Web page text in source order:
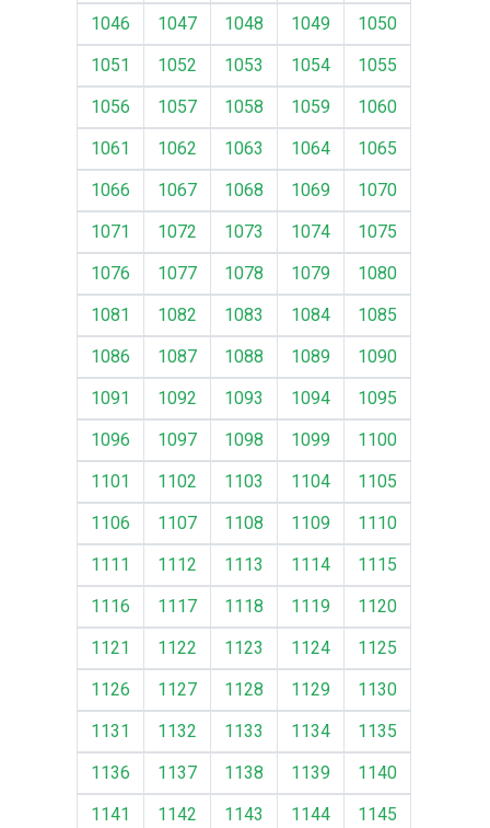
1046
1047 1048 1049
1050
1051
1052 1053 1054
1055
1056
1057 1058 1059
1060
1061
1062 1063 1064
1065
1066
1067 1068 1069
1070
1071
1072 1073 1074
1075
1076
1077 1078 1079
1080
1081
1082 1083 1084
1085
1086
1087 1088 1089
1090
1091
1092 1093 1094
1095
1096
1097 1098 1099
1100
1101
1102 1103 1104
1105
1106
1107 1108 1109
1110
1111
1112 1113 1114
1115
1116
1117 1118 1119
1120
1121
1122 1123 1124
1125
1126
1127 1128 1129
1130
1131
1132 1133 1134
1135
1136
1137 1138 1139
1140
1141
1142 1143 1144 1145